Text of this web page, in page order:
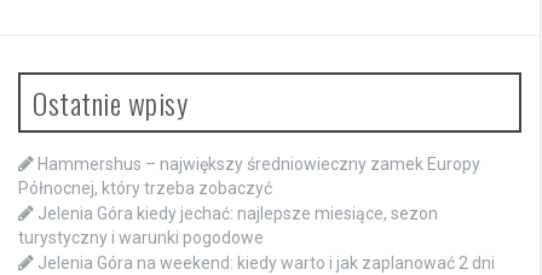
Ostatnie wpisy
Hammershus – największy średniowieczny zamek Europy
Północnej, który trzeba zobaczyć
Jelenia Góra kiedy jechać: najlepsze miesiące, sezon
turystyczny i warunki pogodowe
Jelenia Góra na weekend: kiedy warto i jak zaplanować 2 dni